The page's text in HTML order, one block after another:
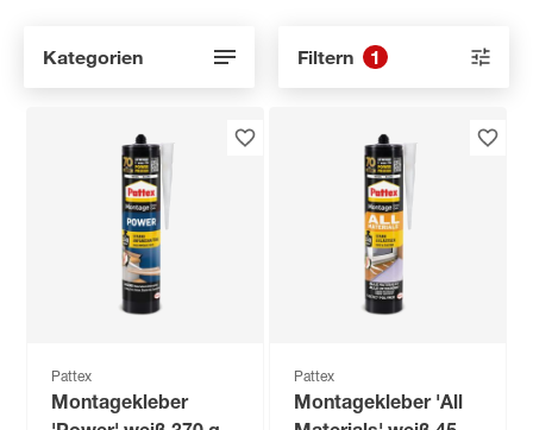
Kategorien Filtern 1
Pattex
Montagekleber
Pattex
Montagekleber 'All